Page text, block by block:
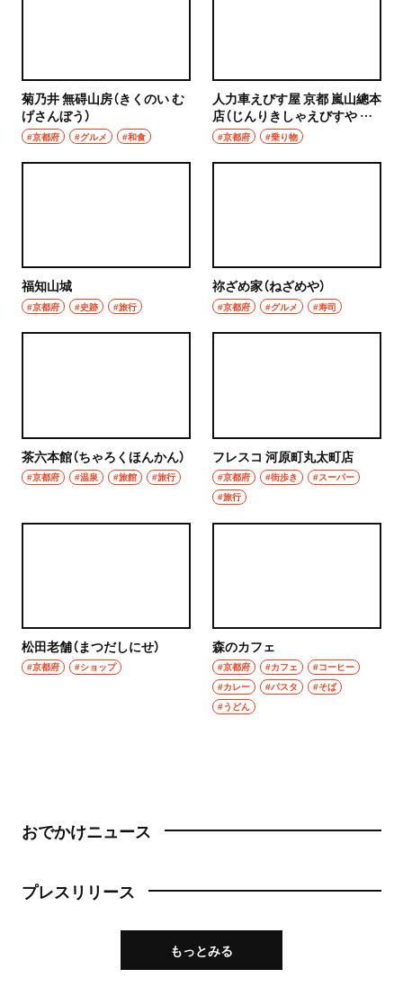
菊乃井 無碍山房（きくのい む
げさんぼう）
#京都府 #グルメ #和食
人力車えびす屋 京都 嵐山總本
店（じんりきしゃえびすや き
ょうと あらしやまそうほんて
ん）
#京都府 #乗り物
福知山城
#京都府 #史跡 #旅行
祢ざめ家（ねざめや）
#京都府 #グルメ #寿司
茶六本館（ちゃろくほんかん）
#京都府 #温泉 #旅館 #旅行
フレスコ 河原町丸太町店
#京都府 #街歩き
#スーパー
#旅行
松田老舗（まつだしにせ）
#京都府 #ショップ
森のカフェ
#京都府 #カフェ
#コーヒー
#カレー
#パスタ
#そば
#うどん
おでかけニュース
プレスリリース
もっとみる